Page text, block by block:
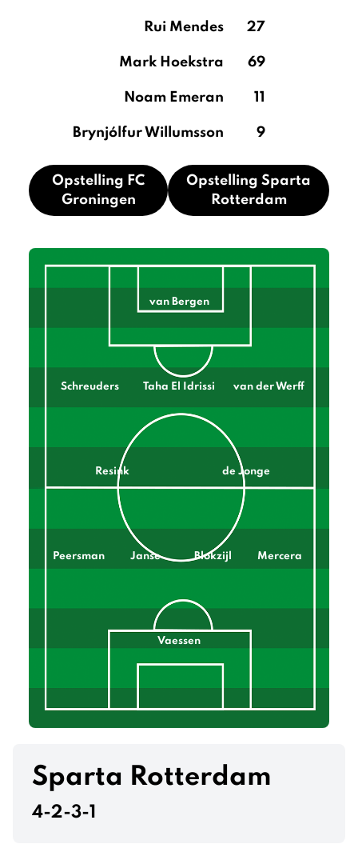
Rui Mendes 27
Mark Hoekstra 69
Noam Emeran 11
Brynjólfur Willumsson 9
Opstelling FC
Groningen
Opstelling Sparta
Rotterdam
van Bergen
Schreuders Taha El Idrissi van der Werff
Resink de Jonge
Peersman Janse Blokzijl Mercera
Vaessen
Sparta Rotterdam
4-2-3-1